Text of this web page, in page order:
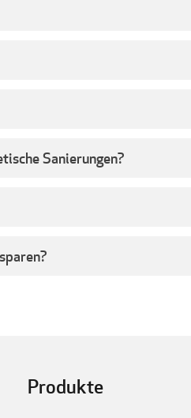
Sanierungen?
Produkte